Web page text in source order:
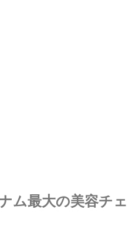
ム最大の美容チェ